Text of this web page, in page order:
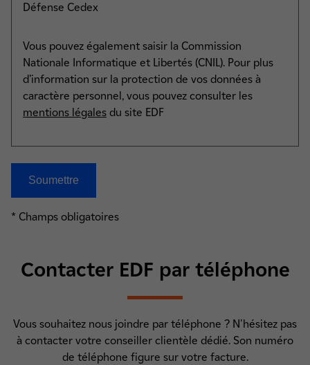
Défense Cedex
Vous pouvez également saisir la Commission
Nationale Informatique et Libertés (CNIL). Pour plus
d’information sur la protection de vos données à
caractère personnel, vous pouvez consulter les
mentions légales du site EDF
* Champs obligatoires
Contacter EDF par téléphone
Vous souhaitez nous joindre par téléphone ? N'hésitez pas
à contacter votre conseiller clientèle dédié. Son numéro
de téléphone figure sur votre facture.